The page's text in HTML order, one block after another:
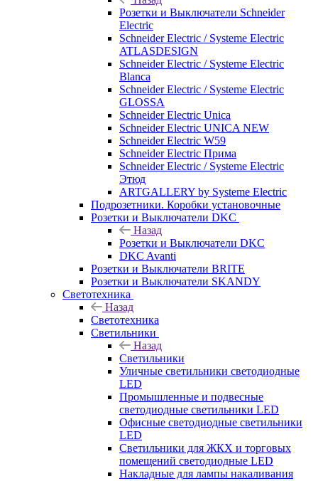
Розетки и Выключатели Schneider
Electric
Schneider Electric / Systeme Electric
ATLASDESIGN
Schneider Electric / Systeme Electric
Blanca
Schneider Electric / Systeme Electric
GLOSSA
Schneider Electric Unica
Schneider Electric UNICA NEW
Schneider Electric W59
Schneider Electric Прима
Schneider Electric / Systeme Electric
Этюд
ARTGALLERY by Systeme Electric
Подрозетники. Коробки установочные
Розетки и Выключатели DKC
Назад
Розетки и Выключатели DKC
DKC Avanti
Розетки и Выключатели BRITE
Розетки и Выключатели SKANDY
Светотехника
Назад
Светотехника
Светильники
Назад
Светильники
Уличные светильники светодиодные
LED
Промышленные и подвесные
светодиодные светильники LED
Офисные светодиодные светильники
LED
Светильники для ЖКХ и торговых
помещений светодиодные LED
Накладные для лампы накаливания